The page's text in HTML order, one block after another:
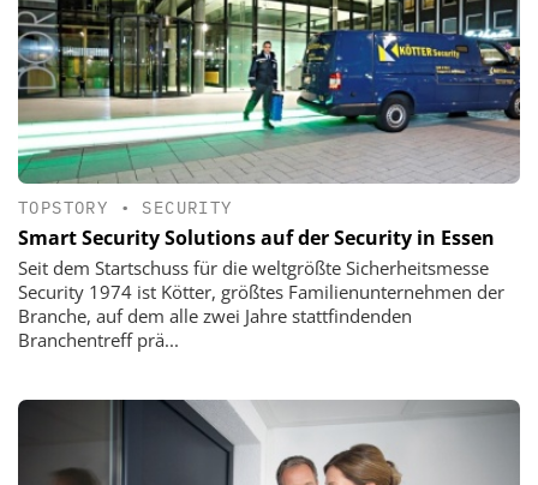
TOPSTORY • SECURITY
Smart Security Solutions auf der Security in Essen
Seit dem Startschuss für die weltgrößte Sicherheitsmesse
Security 1974 ist Kötter, größtes Familienunternehmen der
Branche, auf dem alle zwei Jahre stattfindenden
Branchentreff prä...